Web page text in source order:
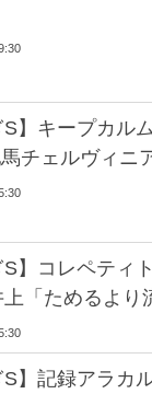
S】キープカル
チェルヴィニ
S】コレペテ
「ためるより
S】記録アラカ